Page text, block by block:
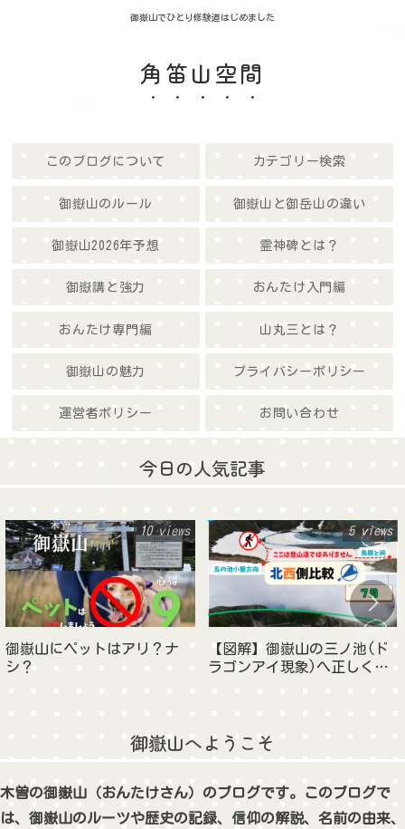
御嶽山でひとり修験道はじめました
角笛山空間
このブログについて カテゴリー検索
御嶽山のルール 御嶽山と御岳山の違い
御嶽山2026年予想 霊神碑とは？
御嶽講と強力 おんたけ入門編
おんたけ専門編 山丸三とは？
御嶽山の魅力 プライバシーポリシー
運営者ポリシー お問い合わせ
今日の人気記事
御嶽山にペットはアリ？ナ
シ？
10 views
【図解】御嶽山の三ノ池(ド
ラゴンアイ現象)へ正しく下
5 views
御嶽山へようこそ
木曽の御嶽山（おんたけさん）のブログです。このブログで
は、御嶽山のルーツや歴史の記録、信仰の解説、名前の由来、